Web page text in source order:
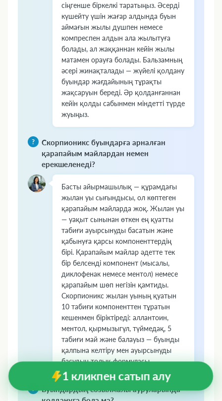
сіңгенше біркелкі таратыңыз. Әсерді
күшейту үшін жағар алдында буын
аймағын жылы душпен немесе
компреспен алдын ала жылытуға
болады, ал жаққаннан кейін жылы
матамен орауға болады. Бальзамның
әсері жинақталады — жүйелі қолдану
буындар жағдайының тұрақты
жақсаруын береді. Әр қолданғаннан
кейін қолды сабынмен міндетті түрде
жуыңыз.
Скорпионикс буындарға арналған
қарапайым майлардан немен
ерекшеленеді?
Басты айырмашылық — құрамдағы
жылан уы сығындысы, ол көптеген
қарапайым майларда жоқ. Жылан уы
— уақыт сынынан өткен ең қуатты
табиғи ауырсынуды басатын және
қабынуға қарсы компоненттердің
бірі. Қарапайым майлар әдетте тек
бір белсенді компонент (мысалы,
диклофенак немесе ментол) немесе
қарапайым шөп негізін қамтиды.
Скорпионикс жылан уының қуатын
10 табиғи компоненттен тұратын
кешенмен біріктіреді: аллантоин,
ментол, қырмызыгүл, түймедақ, 5
табиғи май және балауыз — буынды
қалпына келтіру мен ауырсынуды
басудың толық формуласы.
Буындардың созылмалы ауруларында
1 кликпен сатып алу